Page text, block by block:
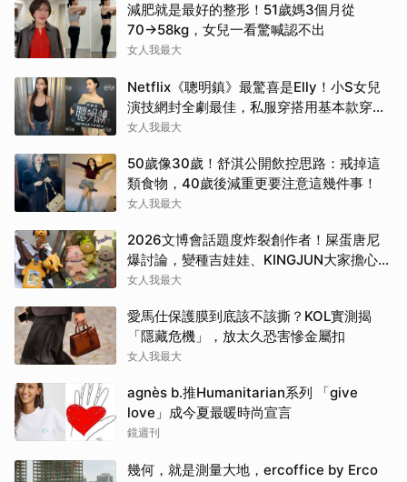
減肥就是最好的整形！51歲媽3個月從
70→58kg，女兒一看驚喊認不出
女人我最大
Netflix《聰明鎮》最驚喜是Elly！小S女兒
演技網封全劇最佳，私服穿搭用基本款穿出
高級感
女人我最大
50歲像30歲！舒淇公開飲控思路：戒掉這
類食物，40歲後減重更要注意這幾件事！
女人我最大
2026文博會話題度炸裂創作者！屎蛋唐尼
爆討論，變種吉娃娃、KINGJUN大家擔心買
不到
女人我最大
愛馬仕保護膜到底該不該撕？KOL實測揭
「隱藏危機」，放太久恐害慘金屬扣
女人我最大
agnès b.推Humanitarian系列 「give
love」成今夏最暖時尚宣言
鏡週刊
幾何，就是測量大地，ercoffice by Erco